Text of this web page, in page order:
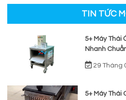
TIN TỨC
5+ Máy Thái
Nhanh
29 Tháng
5+ Máy Thái